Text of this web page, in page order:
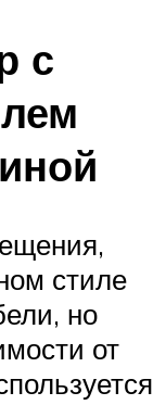
с
стиле
но
от